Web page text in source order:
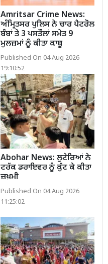
Amritsar Crime News:
ਅੰਮ੍ਰਿਤਸਰ ਪੁਲਿਸ ਨੇ ਚਾਰ ਪੈਟਰੋਲ
ਬੰਬਾਂ ਤੇ 3 ਪਸਤੌਲਾਂ ਸਮੇਤ 9
ਮੁਲਜ਼ਮਾਂ ਨੂੰ ਕੀਤਾ ਕਾਬੂ
Published On 04 Aug 2026
19:10:52
Abohar News: ਲੁਟੇਰਿਆਂ ਨੇ
ਟਰੱਕ ਡਰਾਇਵਰ ਨੂੰ ਕੁੱਟ ਕੇ ਕੀਤਾ
ਜ਼ਖ਼ਮੀ
Published On 04 Aug 2026
11:25:02